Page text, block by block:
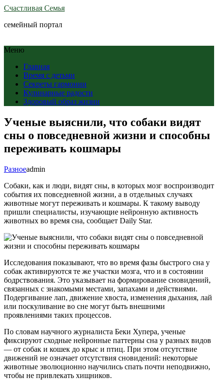
Счастливая Семья
семейный портал
Меню
Главная
Время с детьми
Секреты гармонии
Кулинарные радости
Здоровый образ жизни
Ученые выяснили, что собаки видят
сны о повседневной жизни и способны
переживать кошмары
Разноеadmin
Собаки, как и люди, видят сны, в которых мозг воспроизводит
события их повседневной жизни, а в отдельных случаях
животные могут переживать и кошмары. К такому выводу
пришли специалисты, изучающие нейронную активность
животных во время сна, сообщает Daily Star.
Исследования показывают, что во время фазы быстрого сна у
собак активируются те же участки мозга, что и в состоянии
бодрствования. Это указывает на формирование сновидений,
связанных с знакомыми местами, запахами и действиями.
Подергивание лап, движение хвоста, изменения дыхания, лай
или поскуливание во сне могут быть внешними
проявлениями таких процессов.
По словам научного журналиста Беки Хупера, ученые
фиксируют сходные нейронные паттерны сна у разных видов
— от собак и кошек до крыс и птиц. При этом отсутствие
движений не означает отсутствия сновидений: некоторые
животные эволюционно научились спать почти неподвижно,
чтобы не привлекать хищников.